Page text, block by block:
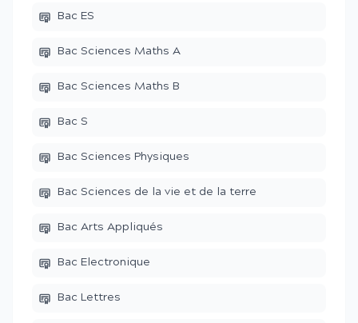
Bac ES
Bac Sciences Maths A
Bac Sciences Maths B
Bac S
Bac Sciences Physiques
Bac Sciences de la vie et de la terre
Bac Arts Appliqués
Bac Electronique
Bac Lettres